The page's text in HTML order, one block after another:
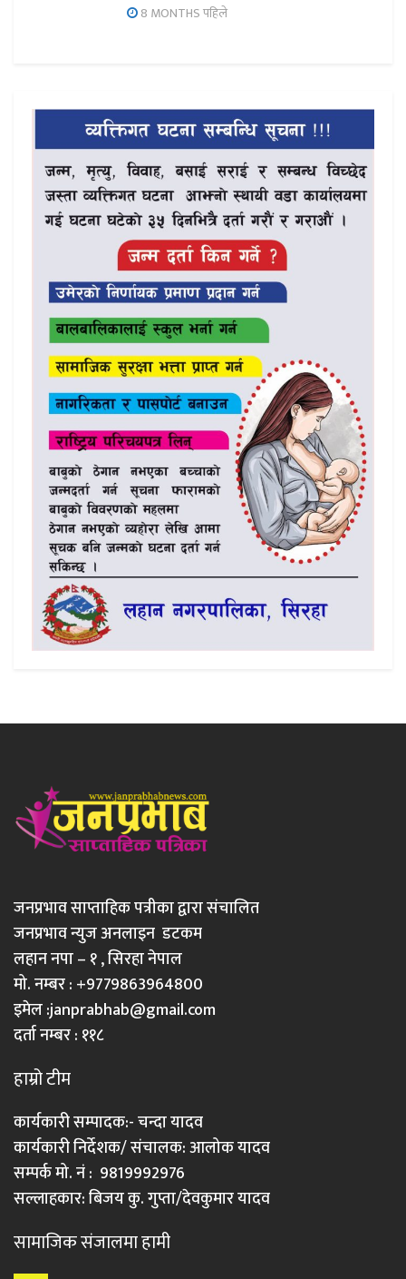
8 MONTHS पहिले
जनप्रभाव साप्ताहिक पत्रीका द्वारा संचालित
जनप्रभाव न्युज अनलाइन डटकम
लहान नपा – १ , सिरहा नेपाल
मो. नम्बर : +9779863964800
इमेल :janprabhab@gmail.com
दर्ता नम्बर : ११८
हाम्रो टीम
कार्यकारी सम्पादक:- चन्दा यादव
कार्यकारी निर्देशक/ संचालक: आलोक यादव
सम्पर्क मो. नं : 9819992976
सल्लाहकार: बिजय कु. गुप्ता/देवकुमार यादव
सामाजिक संजालमा हामी